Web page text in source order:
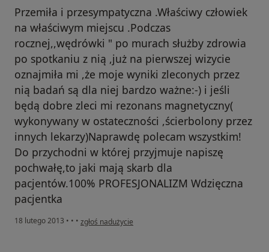
Przemiła i przesympatyczna .Właściwy człowiek
na właściwym miejscu .Podczas
rocznej,,wędrówki " po murach służby zdrowia
po spotkaniu z nią ,już na pierwszej wizycie
oznajmiła mi ,że moje wyniki zleconych przez
nią badań są dla niej bardzo ważne:-) i jeśli
będą dobre zleci mi rezonans magnetyczny(
wykonywany w ostateczności ,ścierbolony przez
innych lekarzy)Naprawdę polecam wszystkim!
Do przychodni w której przyjmuje napiszę
pochwałę,to jaki mają skarb dla
pacjentów.100% PROFESJONALIZM Wdzięczna
pacjentka
18 lutego 2013 • • • w opinii użytkownika Konto zostało usunięte
zgłoś nadużycie